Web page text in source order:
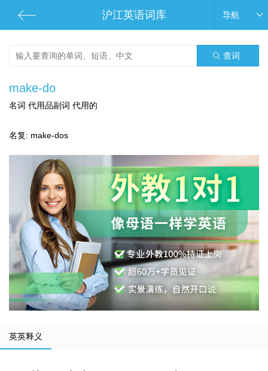
沪江英语词库 导航
查词
make-do
名词 代用品副词 代用的
名复: make-dos
英英释义